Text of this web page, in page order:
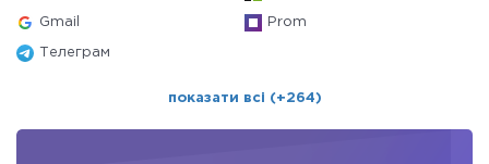
Gmail Prom
Телеграм
показати всі (+264)